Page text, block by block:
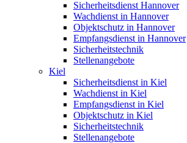
Sicherheitsdienst Hannover
Wachdienst in Hannover
Objektschutz in Hannover
Empfangsdienst in Hannover
Sicherheitstechnik
Stellenangebote
Kiel
Sicherheitsdienst in Kiel
Wachdienst in Kiel
Empfangsdienst in Kiel
Objektschutz in Kiel
Sicherheitstechnik
Stellenangebote